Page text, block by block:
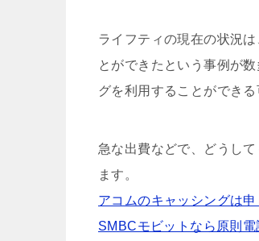
ライフティの現在の状況
とができたという事例が
グを利用することができ
急な出費などで、どうし
ます。
アコムのキャッシングは
SMBCモビットなら原則